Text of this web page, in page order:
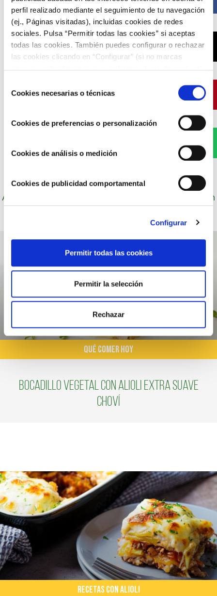
perfil realizado mediante el seguimiento de tu navegación
(ej., Páginas visitadas), incluidas cookies de redes
sociales. Pulsa “Permitir todas las cookies” si aceptas
todas las cookies. También puedes configurar o rechazar
las cookies clicando en “Configurar” (si no marcas
COOKIES.
deCookies necesarias o técnicas
Cookies de preferencias o personalización
Cookies de análisis o medición
Cookies de publicidad comportamental
Configurar
Permitir todas las cookies
Permitir la selección
Rechazar
X
Pinterest
Autor: Cocineros de Choví, expertos en recetas con
salsas para el disfrute.
QUÉ COMER HOY
Bocadillo vegetal con alioli extra suave
choví
RECETAS CON ALIOLI